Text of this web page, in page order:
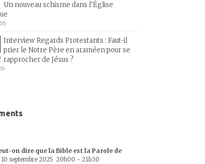
Un nouveau schisme dans l’Église
Interview Regards Protestants : Faut-il
prier le Notre Père en araméen pour se
rapprocher de Jésus ?
on dire que la Bible est la Parole de
10 septembre 2025 20h00 - 21h30